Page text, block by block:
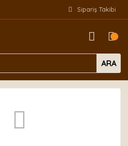
Sipariş Takibi
ARA